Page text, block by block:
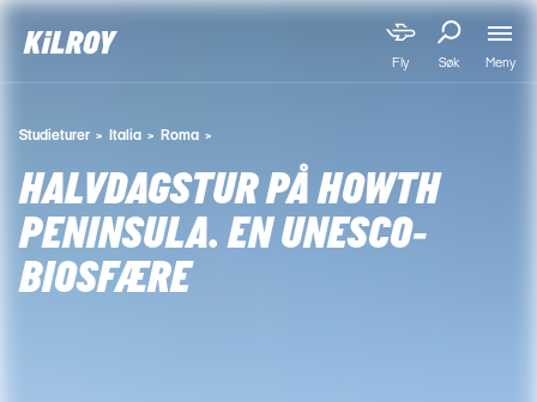
Fly Søk Meny
Studieturer Italia Roma
HALVDAGSTUR PÅ HOWTH
PENINSULA. EN UNESCO-
BIOSFÆRE